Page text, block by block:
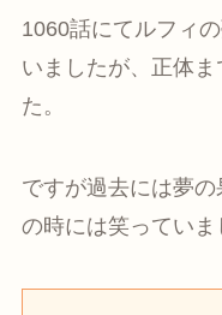
1060話にてルフィ
いましたが、正体
た。
ですが過去には夢
の時には笑っていま